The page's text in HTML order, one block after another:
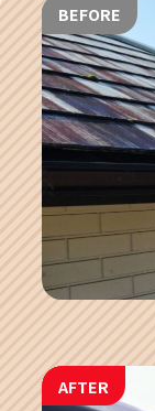
BEFORE
AFTER